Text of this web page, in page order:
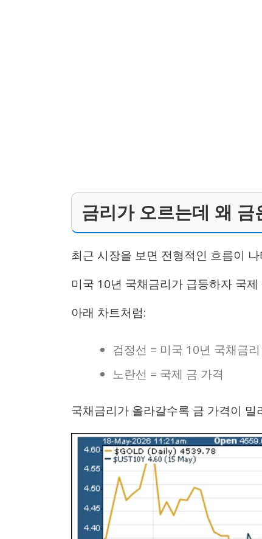
금리가 오르는데 왜 금
최근 시장을 보면 전형적인 흐름이
미국 10년 국채금리가 급등하자 국
아래 차트처럼:
검정선 = 미국 10년 국채금리
노란선 = 국제 금 가격
국채금리가 올라갈수록 금 가격이